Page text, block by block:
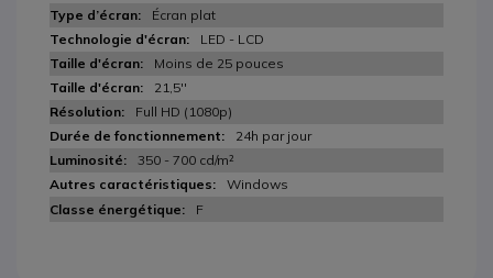
Écran plat
LED - LCD
Moins de 25 pouces
21,5''
Full HD (1080p)
24h par jour
350 - 700 cd/m²
Windows
F